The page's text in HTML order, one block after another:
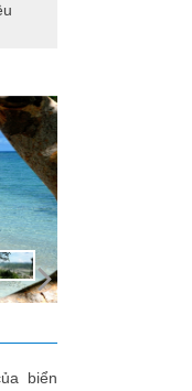
ĐỘI ƠI, CÁC ANH ĐÃ
biển